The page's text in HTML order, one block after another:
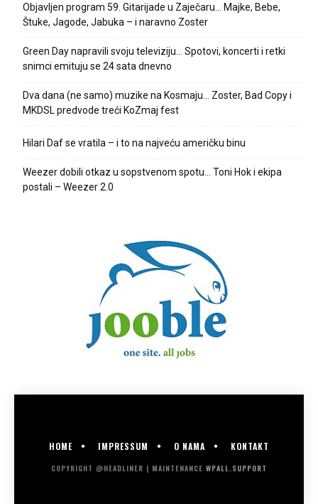
Objavljen program 59. Gitarijade u Zaječaru… Majke, Bebe,
Štuke, Jagode, Jabuka – i naravno Zoster
Green Day napravili svoju televiziju… Spotovi, koncerti i retki
snimci emituju se 24 sata dnevno
Dva dana (ne samo) muzike na Kosmaju… Zoster, Bad Copy i
MKDSL predvode treći KoZmaj fest
Hilari Daf se vratila – i to na najveću američku binu
Weezer dobili otkaz u sopstvenom spotu… Toni Hok i ekipa
postali – Weezer 2.0
HOME IMPRESSUM O NAMA KONTAKT
COPYRIGHT @HEADLINER | MAINTENANCE WPALL.SUPPORT